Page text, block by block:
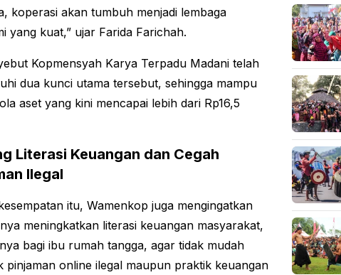
koperasi akan tumbuh menjadi lembaga
yang kuat,” ujar Farida Farichah.
Kopmensyah Karya Terpadu Madani telah
dua kunci utama tersebut, sehingga mampu
aset yang kini mencapai lebih dari Rp16,5
Literasi Keuangan dan Cegah
Ilegal
itu, Wamenkop juga mengingatkan
meningkatkan literasi keuangan masyarakat,
bagi ibu rumah tangga, agar tidak mudah
pinjaman online ilegal maupun praktik keuangan